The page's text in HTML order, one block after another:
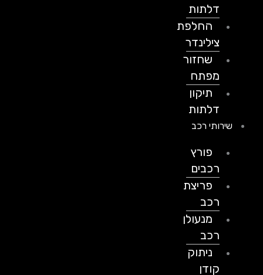
דלתות
החלפת
צילינדר
שחזור
מפתח
תיקון
דלתות
שירותי רכב
פורץ
רכבים
פריצת
מנעולן
ניתוק